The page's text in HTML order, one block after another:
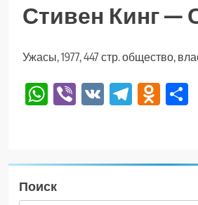
Стивен Кинг —
Ужасы, 1977, 447 стр. общество,
WhatsApp
Viber
VK Telegram
Поиск